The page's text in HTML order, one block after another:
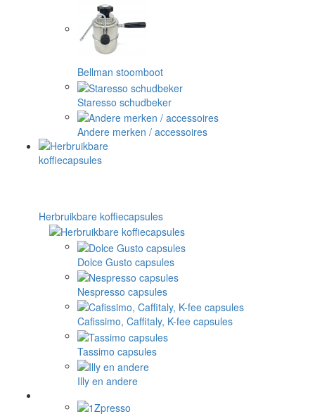
Bellman stoomboot
Staresso schudbeker
Andere merken / accessoires
Herbruikbare koffiecapsules
Dolce Gusto capsules
Nespresso capsules
Cafissimo, Caffitaly, K-fee capsules
Tassimo capsules
Illy en andere